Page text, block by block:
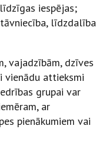
iespējas;
līdzdalība
vajadzībām, dzīves
vienādu attieksmi
grupai var
ar
pienākumiem vai